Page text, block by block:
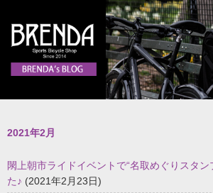
2021年2月
閖上朝市ライドイベントで“名取めぐりスタン
た♪ (2021年2月23日)